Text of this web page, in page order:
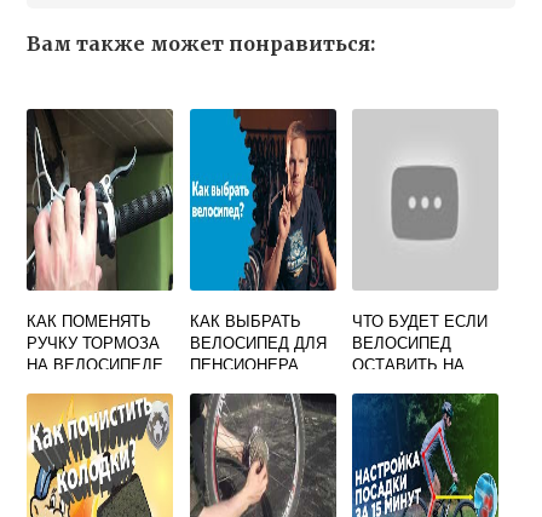
Вам также может понравиться:
КАК ПОМЕНЯТЬ
РУЧКУ ТОРМОЗА
НА ВЕЛОСИПЕДЕ
КАК ВЫБРАТЬ
ВЕЛОСИПЕД ДЛЯ
ПЕНСИОНЕРА
ЧТО БУДЕТ ЕСЛИ
ВЕЛОСИПЕД
ОСТАВИТЬ НА